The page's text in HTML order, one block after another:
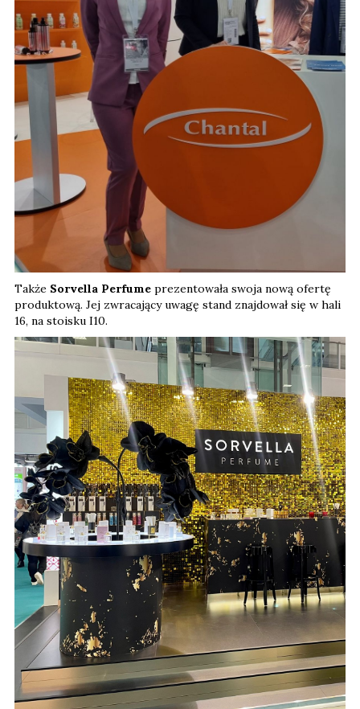
Także Sorvella Perfume prezentowała swoja nową ofertę
produktową. Jej zwracający uwagę stand znajdował się w hali
16, na stoisku I10.